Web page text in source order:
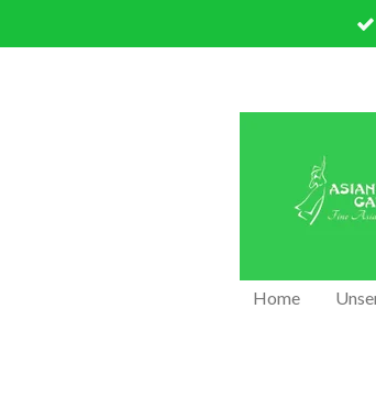
Hauptinhalt
Home